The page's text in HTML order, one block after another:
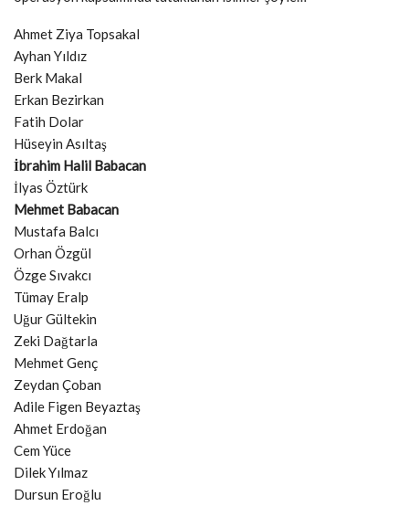
Ahmet Ziya Topsakal
Ayhan Yıldız
Berk Makal
Erkan Bezirkan
Fatih Dolar
Hüseyin Asıltaş
İbrahim Halil Babacan
İlyas Öztürk
Mehmet Babacan
Mustafa Balcı
Orhan Özgül
Özge Sıvakcı
Tümay Eralp
Uğur Gültekin
Zeki Dağtarla
Mehmet Genç
Zeydan Çoban
Adile Figen Beyaztaş
Ahmet Erdoğan
Cem Yüce
Dilek Yılmaz
Dursun Eroğlu